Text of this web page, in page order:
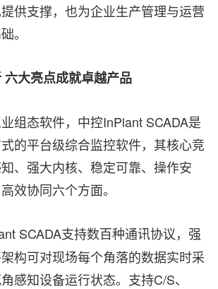
供支撑，也为企业生产管理与运营
。
大亮点成就卓越产品
组态软件，中控InPlant SCADA是
的平台级综合监控软件，其核心竞
、强大内核、稳定可靠、操作安
效协同六个方面。
SCADA支持数百种通讯协议，强
构可对现场每个角落的数据实时采
感知设备运行状态。支持C/S、